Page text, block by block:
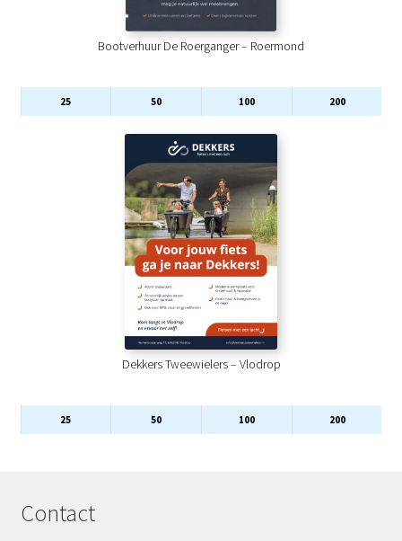
Bootverhuur De Roerganger – Roermond
25 50 100 200
Dekkers Tweewielers – Vlodrop
25 50 100 200
Contact